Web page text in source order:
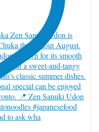
to ask wha